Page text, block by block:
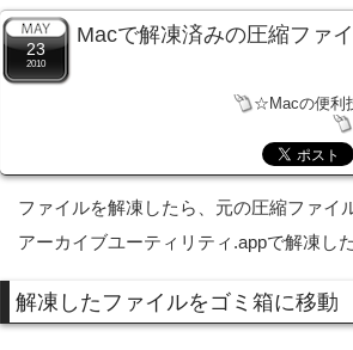
23
2010
Macで解凍済みの圧縮ファ
☆Macの便利
ファイルを解凍したら、元の圧縮ファイ
アーカイブユーティリティ.appで解凍し
解凍したファイルをゴミ箱に移動